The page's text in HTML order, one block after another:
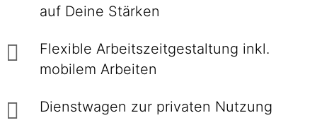
auf Deine Stärken
Flexible Arbeitszeitgestaltung inkl.
mobilem Arbeiten
Dienstwagen zur privaten Nutzung